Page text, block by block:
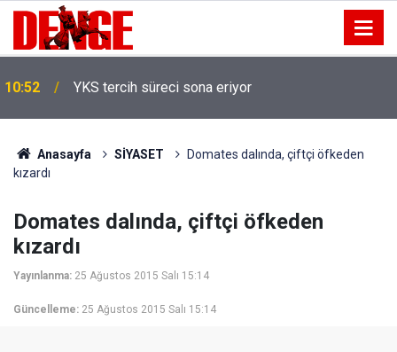
10:52 YKS tercih süreci sona eriyor
Anasayfa SİYASET
Domates dalında, çiftçi öfkeden
kızardı
Domates dalında, çiftçi öfkeden
kızardı
Yayınlanma: 25 Ağustos 2015 Salı 15:14
Güncelleme: 25 Ağustos 2015 Salı 15:14